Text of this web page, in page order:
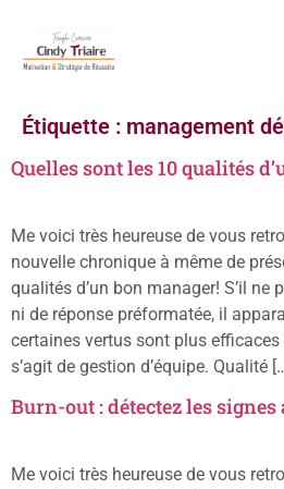
Étiquette : management
Quelles sont les 10 qualités
Me voici très heureuse de vous
nouvelle chronique à même de
qualités d’un bon manager! S’il ne
ni de réponse préformatée, il
certaines vertus sont plus efficaces
s’agit de gestion d’équipe. Qualité
Burn-out : détectez les
Me voici très heureuse de vous